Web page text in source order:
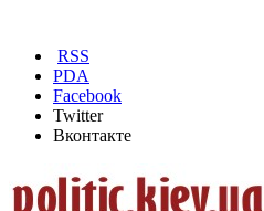
RSS
PDA
Facebook
Twitter
Вконтакте